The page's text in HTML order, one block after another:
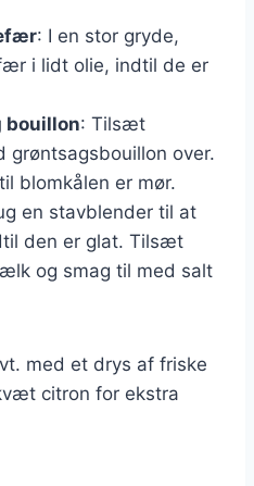
: I en stor gryde,
i lidt olie, indtil de er
bouillon: Tilsæt
grøntsagsbouillon over.
blomkålen er mør.
en stavblender til at
den er glat. Tilsæt
og smag til med salt
med et drys af friske
citron for ekstra